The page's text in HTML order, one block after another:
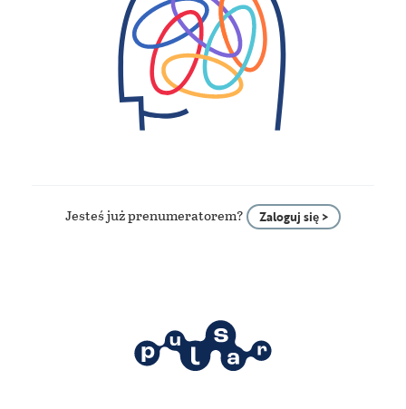
Jesteś już prenumeratorem? Zaloguj się >